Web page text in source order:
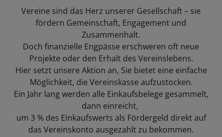
Vereine sind das Herz unserer Gesellschaft – sie
fördern Gemeinschaft, Engagement und
Zusammenhalt.
Doch finanzielle Engpässe erschweren oft neue
Projekte oder den Erhalt des Vereinslebens.
Hier setzt unsere Aktion an, Sie bietet eine einfache
Möglichkeit, die Vereinskasse aufzustocken.
Ein Jahr lang werden alle Einkaufsbelege gesammelt,
dann einreicht,
um 3 % des Einkaufswerts als Fördergeld direkt auf
das Vereinskonto ausgezahlt zu bekommen.